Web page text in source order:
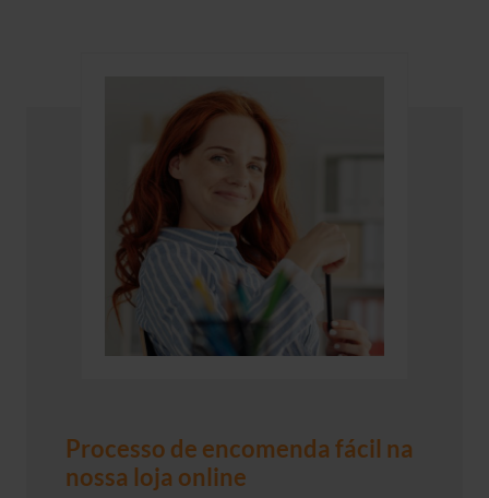
Processo de encomenda fácil na
nossa loja online